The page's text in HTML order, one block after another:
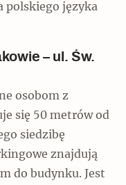
polskiego języka
– ul. Św.
osobom z
się 50 metrów od
siedzibę
znajdują
do budynku. Jest